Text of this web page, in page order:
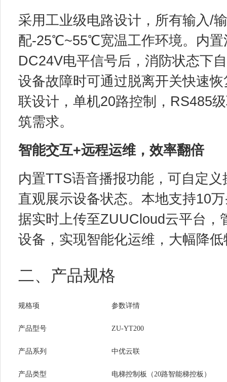
采用工业级电路设计，所有输入/
配-25℃~55℃宽温工作环境。内置
DC24V电平信号后，消防状态下
设备故障时可通过脱离开关快速
联设计，单机20路控制，RS485
筑需求。
智能交互+远程运维，效率翻倍
内置TTS语音播报功能，可自定
直观展示设备状态。本地支持10
据实时上传至ZUUCloud云平台
设备，实现智能化运维，大幅降
二、产品规格
规格项 参数详情
产品型号 ZU-YT200
产品系列 中优云联
产品类型 电梯控制板（20路智能梯控板）